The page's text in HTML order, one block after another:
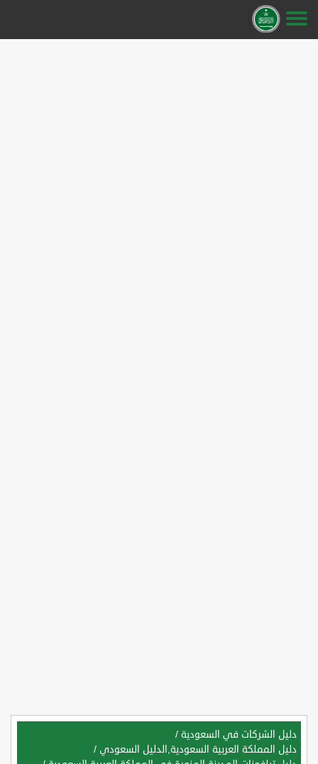
دليل الشركات في السعودية /
دليل المملكة العربية السعودية,الدليل السعودي /